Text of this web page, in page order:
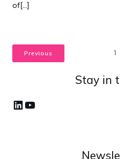
of[…]
Previous 1
Stay in
LinkedIn
YouTube